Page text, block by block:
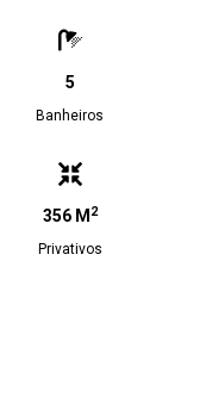
5
Banheiros
356 M 2
Privativos